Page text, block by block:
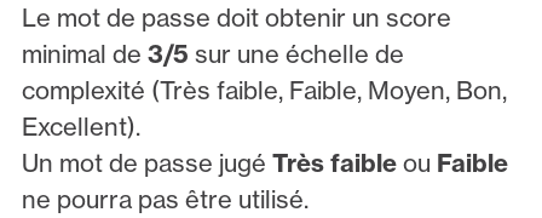
Le mot de passe doit obtenir un score
minimal de 3/5 sur une échelle de
complexité (Très faible, Faible, Moyen, Bon,
Excellent).
Un mot de passe jugé Très faibleou Faible
ne pourra pas être utilisé.